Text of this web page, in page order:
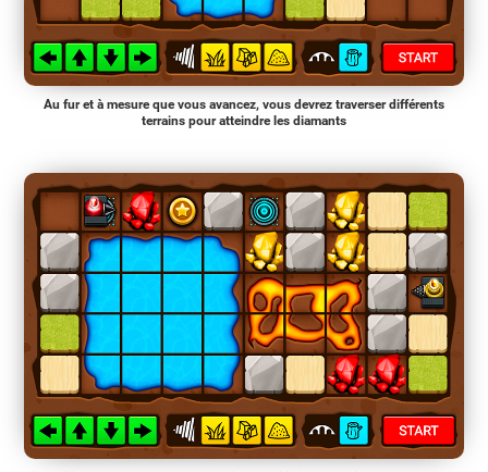
Au fur et à mesure que vous avancez, vous devrez traverser différents
terrains pour atteindre les diamants